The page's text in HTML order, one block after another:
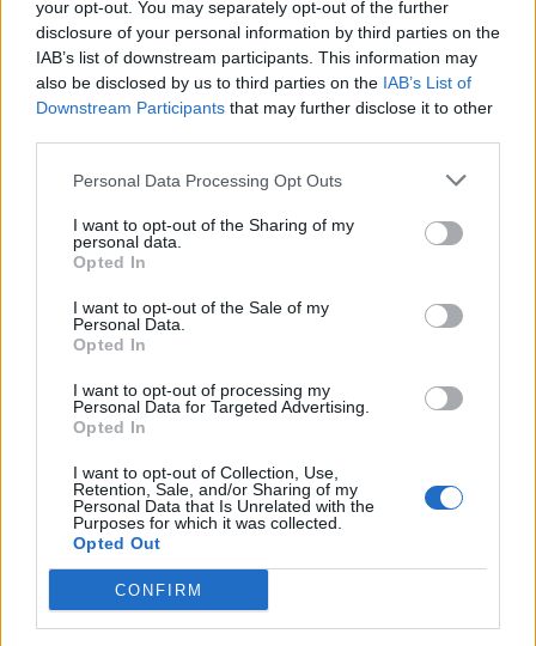
your opt-out. You may separately opt-out of the further
disclosure of your personal information by third parties on the
IAB’s list of downstream participants. This information may
also be disclosed by us to third parties on the IAB’s List of
Downstream Participants that may further disclose it to other
Personal Data Processing Opt Outs
I want to opt-out of the Sharing of my
personal data.
Opted In
I want to opt-out of the Sale of my
Personal Data.
Opted In
I want to opt-out of processing my
Personal Data for Targeted Advertising.
Opted In
I want to opt-out of Collection, Use,
Retention, Sale, and/or Sharing of my
Personal Data that Is Unrelated with the
Purposes for which it was collected.
Opted Out
CONFIRM
Bonus Malus
Presenze a
voto
Quotazioni
Riepilogo stagione